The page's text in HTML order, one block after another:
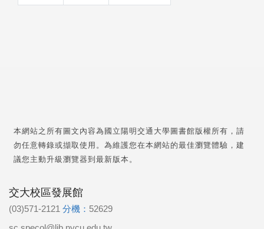
本網站之所有圖文內容為國立陽明交通大學圖書館版權所有，請
勿任意轉錄或擷取使用。為維護您在本網站的最佳瀏覽體驗，建
議您主動升級瀏覽器到最新版本。
交大校區發展館
(03)571-2121 分機： 52629